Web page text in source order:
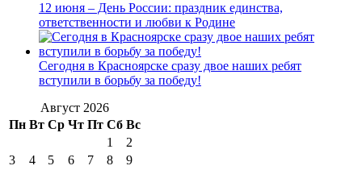
12 июня – День России: праздник единства,
ответственности и любви к Родине
Сегодня в Красноярске сразу двое наших ребят
вступили в борьбу за победу!
Август 2026
Пн Вт Ср Чт Пт Сб Вс
1
2
3
4 5 6 7 8
9